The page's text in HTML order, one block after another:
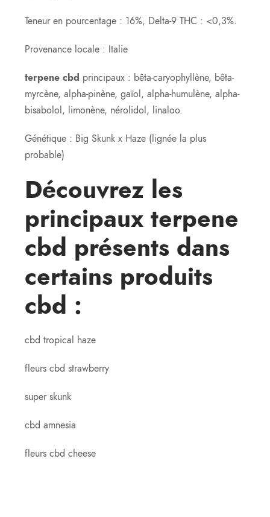
Teneur en pourcentage : 16%, Delta-9 THC : <0,3%.
Provenance locale : Italie
terpene cbd principaux : bêta-caryophyllène, bêta-
myrcène, alpha-pinène, gaïol, alpha-humulène, alpha-
bisabolol, limonène, nérolidol, linaloo.
Génétique : Big Skunk x Haze (lignée la plus
probable)
Découvrez les
principaux terpene
cbd présents dans
certains produits
cbd :
cbd tropical haze
fleurs cbd strawberry
super skunk
cbd amnesia
fleurs cbd cheese